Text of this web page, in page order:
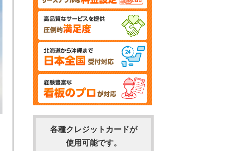
各種クレジットカードが
使用可能です。